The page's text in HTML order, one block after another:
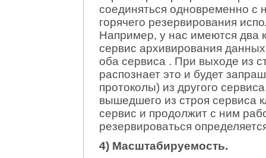
соединяться одновременно с
горячего резервирования
Например, у нас имеются два
сервис архивирования
оба сервиса . При выходе из
распознает это и будет
протоколы) из другого
вышедшего из строя сервиса
сервис и продолжит с ним
резервироваться
4) Масштабируемость.